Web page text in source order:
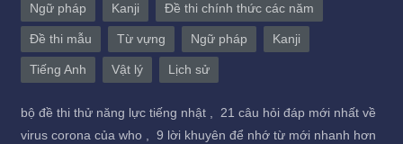
Ngữ pháp Kanji Đề thi chính thức các năm
Đề thi mẫu Từ vựng Ngữ pháp Kanji
Tiếng Anh Vật lý Lịch sử
bộ đề thi thử năng lực tiếng nhật , 21 câu hỏi đáp mới nhất về
virus corona của who , 9 lời khuyên để nhớ từ mới nhanh hơn